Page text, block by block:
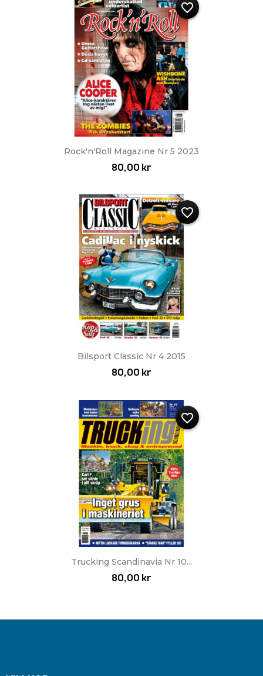
Rock'n'Roll Magazine Nr 5 2023
80,00 kr
favorite_border
Bilsport Classic Nr 4 2015
80,00 kr
favorite_border
Trucking Scandinavia Nr 10...
80,00 kr
favorite_border